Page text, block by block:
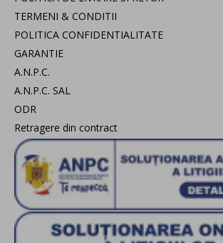
TERMENI & CONDITII
POLITICA CONFIDENTIALITATE
GARANTIE
A.N.P.C.
A.N.P.C. SAL
ODR
Retragere din contract